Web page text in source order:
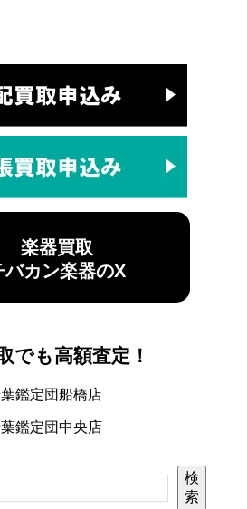
楽器買取
バカン楽器のX
でも高額査定！
鑑定団船橋店
鑑定団中央店
検
索